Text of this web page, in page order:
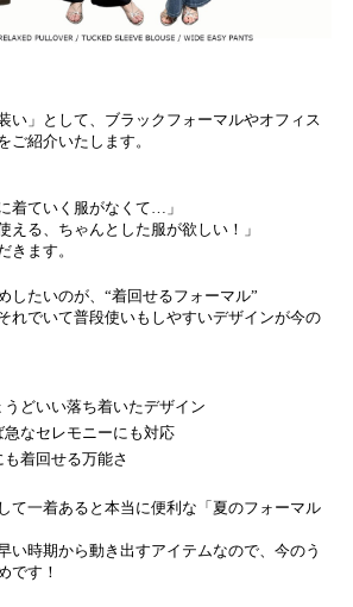
い」として、ブラックフォーマルやオフィス
ご紹介いたします。
着ていく服がなくて…」
える、ちゃんとした服が欲しい！」
きます。
したいのが、“着回せるフォーマル”
れでいて普段使いもしやすいデザインが今の
うどいい落ち着いたデザイン
急なセレモニーにも対応
も着回せる万能さ
て一着あると本当に便利な「夏のフォーマル
い時期から動き出すアイテムなので、今のう
です！